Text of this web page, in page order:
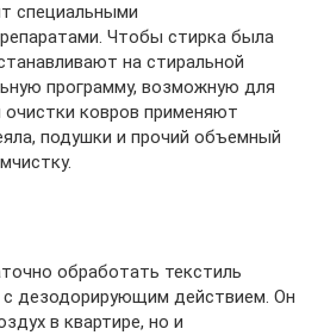
специальными
Чтобы стирка была
на стиральной
программу, возможную для
очистки ковров применяют
подушки и прочий объемный
обработать текстиль
с дезодорирующим действием. Он
в квартире, но и